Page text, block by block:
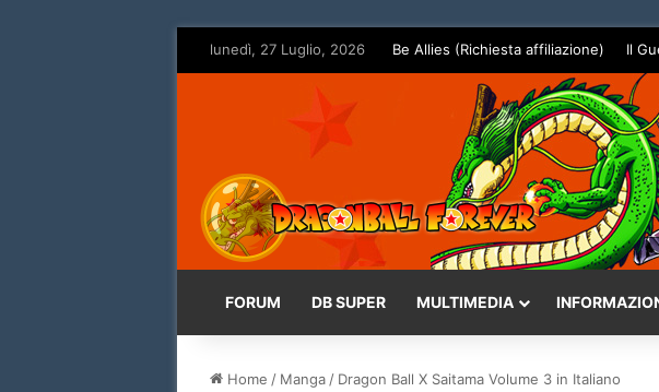
lunedì, 27 Luglio, 2026 Be Allies (Richiesta affiliazione) Il
FORUM DB SUPER MULTIMEDIA
Home / Manga / Dragon Ball X Saitama Volume 3 in Italiano